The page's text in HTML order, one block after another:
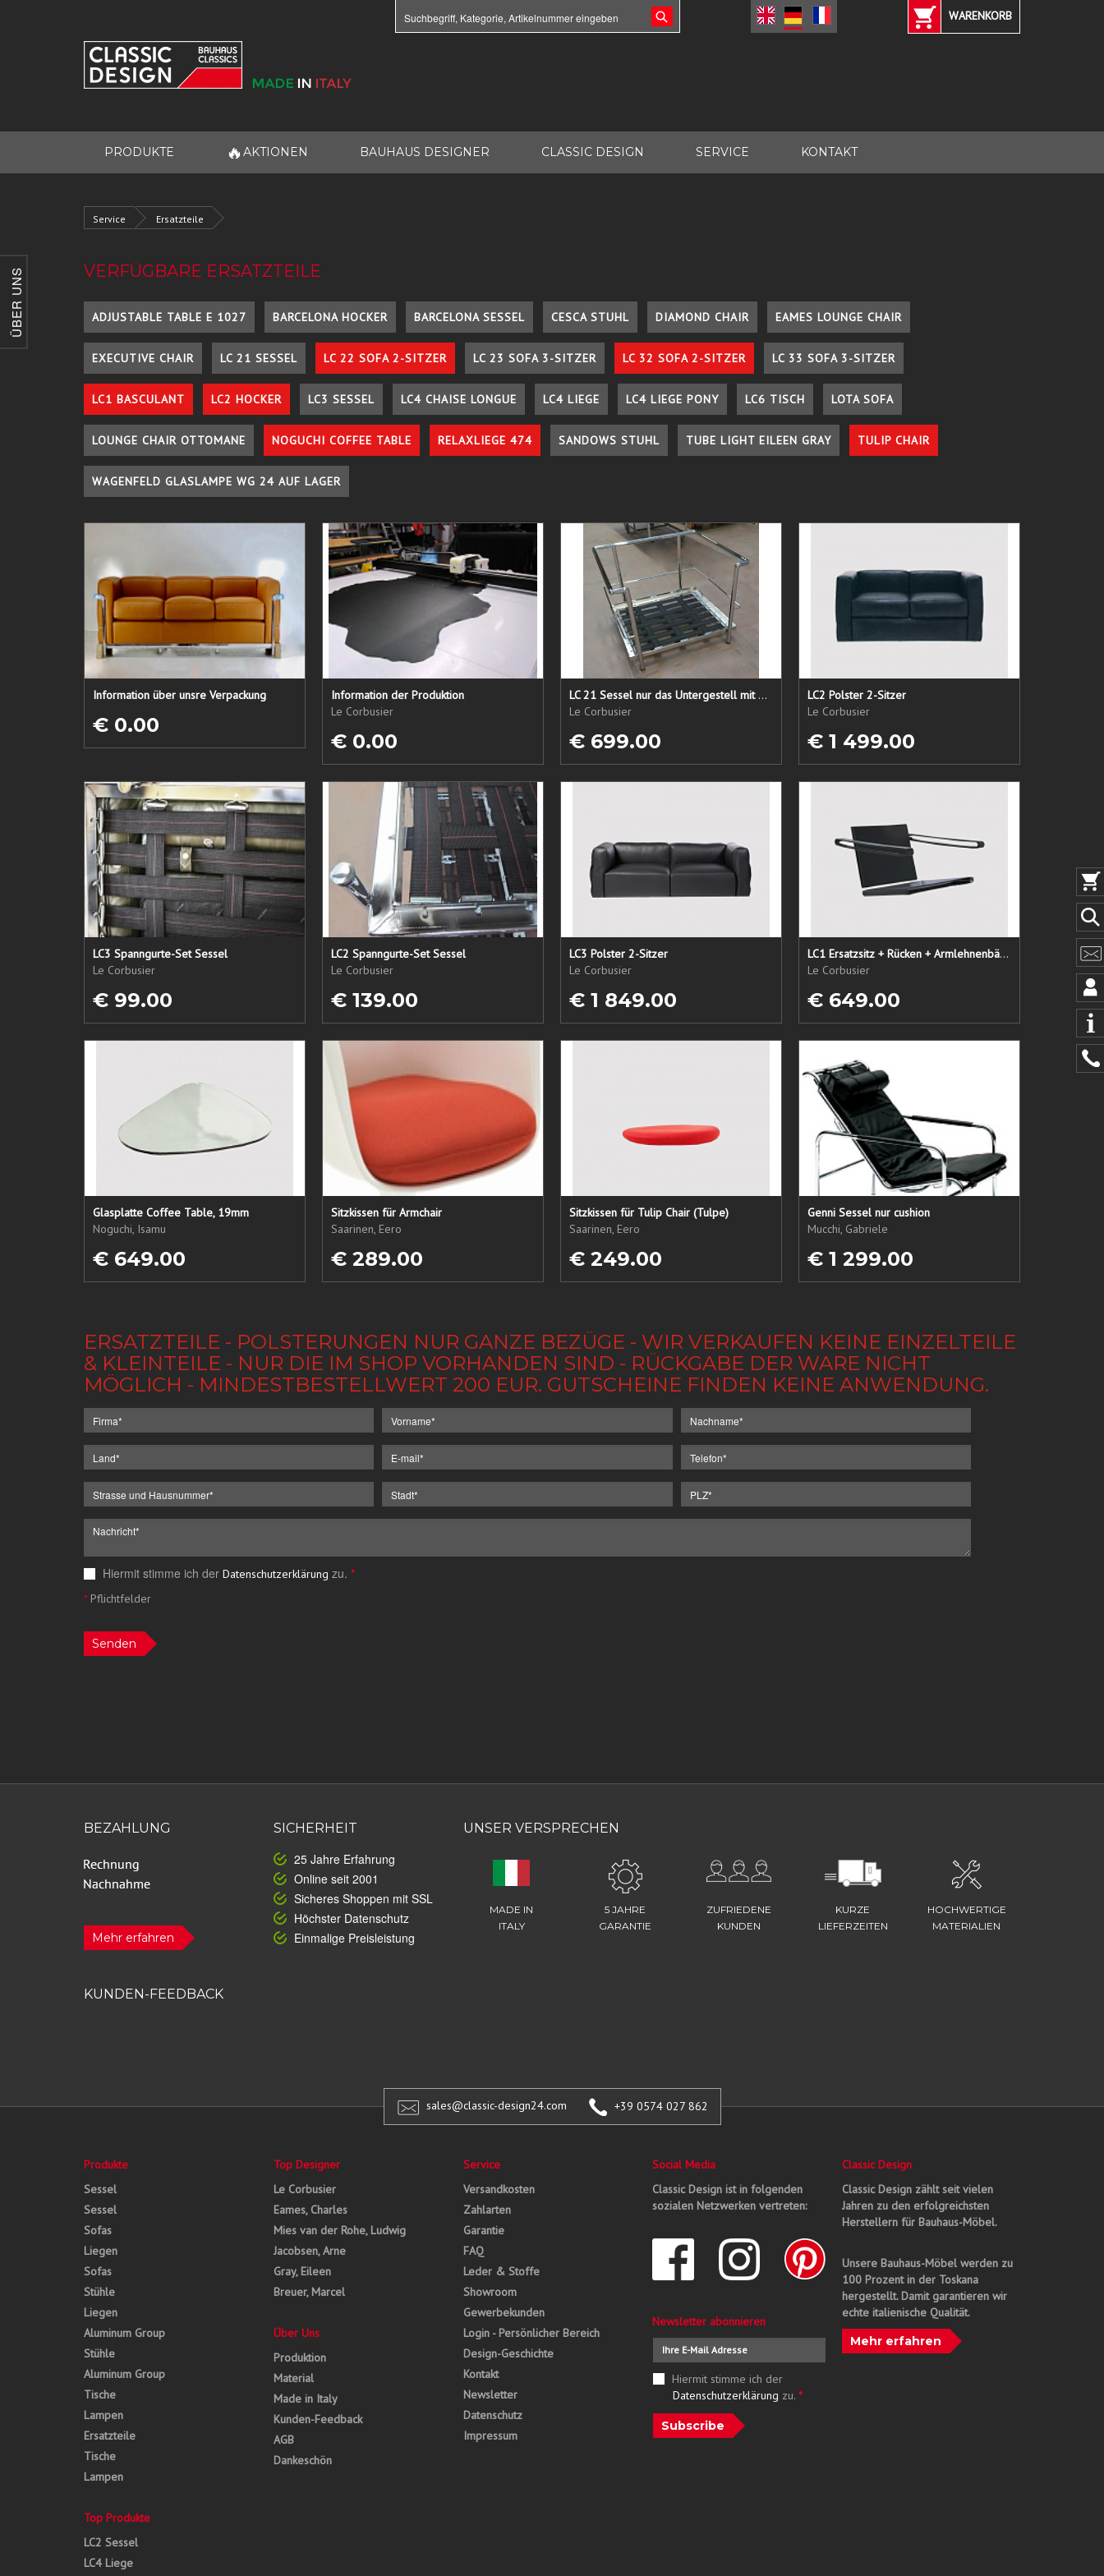
ÜBER UNS
WARENKORB
PRODUKTE 🔥 AKTIONEN BAUHAUS DESIGNER CLASSIC DESIGN SERVICE KONTAKT
Service Ersatzteile
VERFÜGBARE ERSATZTEILE
ADJUSTABLE TABLE E 1027 BARCELONA HOCKER BARCELONA SESSEL CESCA STUHL DIAMOND CHAIR EAMES LOUNGE CHAIR
EXECUTIVE CHAIR LC 21 SESSEL LC 22 SOFA 2-SITZER LC 23 SOFA 3-SITZER LC 32 SOFA 2-SITZER LC 33 SOFA 3-SITZER
LC1 BASCULANT LC2 HOCKER LC3 SESSEL LC4 CHAISE LONGUE LC4 LIEGE LC4 LIEGE PONY LC6 TISCH LOTA SOFA
LOUNGE CHAIR OTTOMANE NOGUCHI COFFEE TABLE RELAXLIEGE 474 SANDOWS STUHL TUBE LIGHT EILEEN GRAY TULIP CHAIR
WAGENFELD GLASLAMPE WG 24 AUF LAGER
Information über unsre Verpackung
€ 0.00
Information der Produktion
Le Corbusier
€ 0.00
LC 21 Sessel nur das Untergestell mit elastischen Straps
Le Corbusier
€ 699.00
LC2 Polster 2-Sitzer
Le Corbusier
€ 1 499.00
LC3 Spanngurte-Set Sessel
Le Corbusier
€ 99.00
LC2 Spanngurte-Set Sessel
Le Corbusier
€ 139.00
LC3 Polster 2-Sitzer
Le Corbusier
€ 1 849.00
LC1 Ersatzsitz + Rücken + Armlehnenbänder
Le Corbusier
€ 649.00
Glasplatte Coffee Table, 19mm
Noguchi, Isamu
€ 649.00
Sitzkissen für Armchair
Saarinen, Eero
€ 289.00
Sitzkissen für Tulip Chair (Tulpe)
Saarinen, Eero
€ 249.00
Genni Sessel nur cushion
Mucchi, Gabriele
€ 1 299.00
ERSATZTEILE - POLSTERUNGEN NUR GANZE BEZÜGE - WIR VERKAUFEN KEINE EINZELTEILE
& KLEINTEILE - NUR DIE IM SHOP VORHANDEN SIND - RÜCKGABE DER WARE NICHT
MÖGLICH - MINDESTBESTELLWERT 200 EUR. GUTSCHEINE FINDEN KEINE ANWENDUNG.
Hiermit stimme ich der Datenschutzerklärung zu. *
*Pflichtfelder
Senden
BEZAHLUNG
Mehr erfahren
SICHERHEIT
25 Jahre Erfahrung
Online seit 2001
Sicheres Shoppen mit SSL
Höchster Datenschutz
Einmalige Preisleistung
UNSER VERSPRECHEN
MADE IN
ITALY
5 JAHRE
GARANTIE
ZUFRIEDENE
KUNDEN
KURZE
LIEFERZEITEN
HOCHWERTIGE
MATERIALIEN
KUNDEN-FEEDBACK
sales@classic-design24.com +39 0574 027 862
Produkte
Sessel
Sessel
Sofas
Liegen
Sofas
Stühle
Liegen
Aluminum Group
Stühle
Aluminum Group
Tische
Lampen
Ersatzteile
Tische
Lampen
Top Produkte
LC2 Sessel
LC4 Liege
Top Designer
Le Corbusier
Eames, Charles
Mies van der Rohe, Ludwig
Jacobsen, Arne
Gray, Eileen
Breuer, Marcel
Über Uns
Produktion
Material
Made in Italy
Kunden-Feedback
AGB
Dankeschön
Service
Versandkosten
Zahlarten
Garantie
FAQ
Leder & Stoffe
Showroom
Gewerbekunden
Login - Persönlicher Bereich
Design-Geschichte
Kontakt
Newsletter
Datenschutz
Impressum
Social Media
Classic Design ist in folgenden
sozialen Netzwerken vertreten:
Newsletter abonnieren
Hiermit stimme ich der
Datenschutzerklärung zu. *
Subscribe
Classic Design
Classic Design zählt seit vielen
Jahren zu den erfolgreichsten
Herstellern für Bauhaus-Möbel.
Unsere Bauhaus-Möbel werden zu
100 Prozent in der Toskana
hergestellt. Damit garantieren wir
echte italienische Qualität.
Mehr erfahren